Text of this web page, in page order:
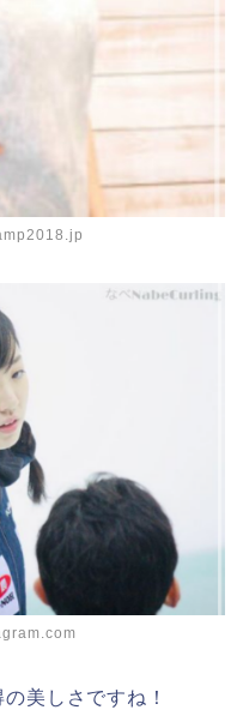
美しさですね！